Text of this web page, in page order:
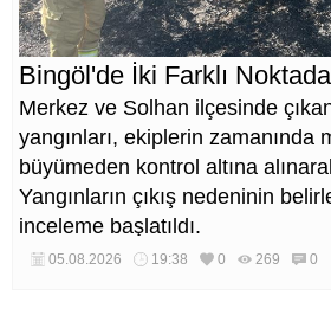
Bingöl'de İki Farklı
Merkez ve Solhan ilçesinde
yangınları, ekiplerin zamanında
büyümeden kontrol altına
Yangınların çıkış nedeninin
inceleme başlatıldı.
05.08.2026 19:38 0 269 0